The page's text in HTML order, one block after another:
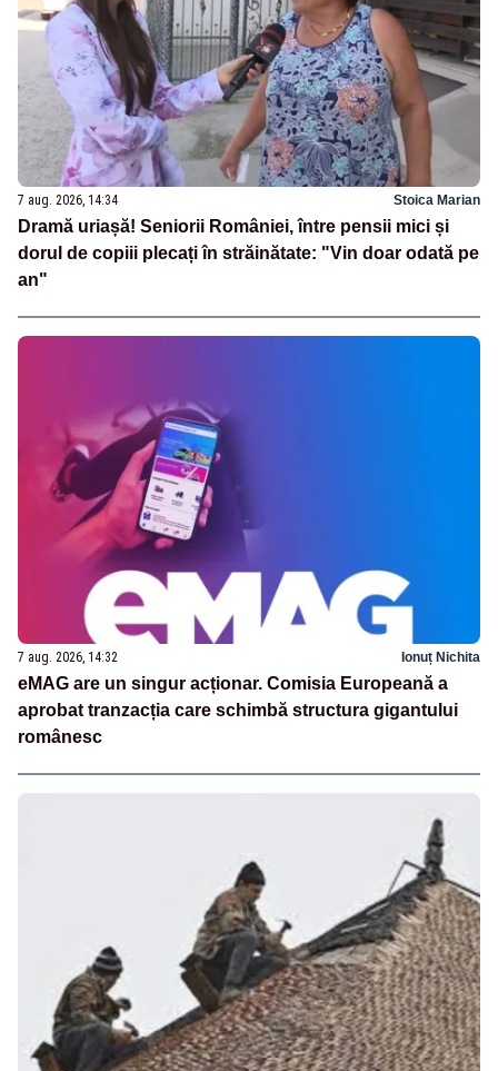
7 aug. 2026, 14:34 Stoica Marian
Dramă uriașă! Seniorii României, între pensii mici și
dorul de copiii plecați în străinătate: "Vin doar odată pe
an"
7 aug. 2026, 14:32 Ionuț Nichita
eMAG are un singur acționar. Comisia Europeană a
aprobat tranzacția care schimbă structura gigantului
românesc